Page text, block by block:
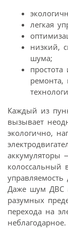
легкая
низкий,
шума;
ремонта,
Каждый из
вызывает
экологично,
аккумуляторы
колоссальный
управляемость
Даже шум ДВС
разумных
перехода на
неблагодарное.